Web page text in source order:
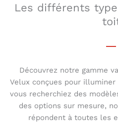
Les différents
Découvrez notre gamme
Velux conçues pour illuminer
vous recherchiez des
des options sur mesure,
répondent à toutes les